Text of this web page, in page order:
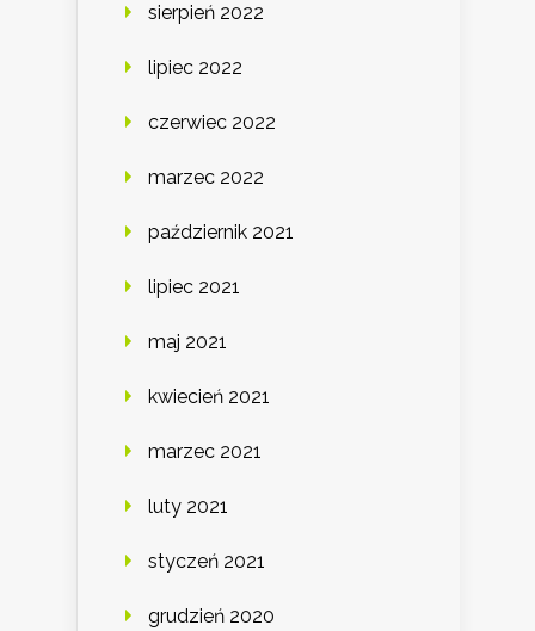
sierpień 2022
lipiec 2022
czerwiec 2022
marzec 2022
październik 2021
lipiec 2021
maj 2021
kwiecień 2021
marzec 2021
luty 2021
styczeń 2021
grudzień 2020